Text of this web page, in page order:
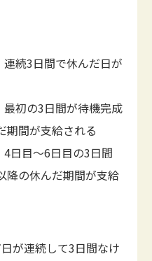
続3日間で休んだ日が
初の3日間が待機完成
期間が支給される
日目～6日目の3日間
降の休んだ期間が支給
が連続して3日間なけ